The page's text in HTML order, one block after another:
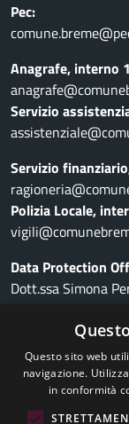
Pec:
Anagrafe, interno 1
Servizio
Servizio
Polizia Locale,
Data Protection
Dott.ssa Simona
Suap, 03 8467 5203
suap.robbio@pec.it
Questo sito web
navigazione.
in conformità